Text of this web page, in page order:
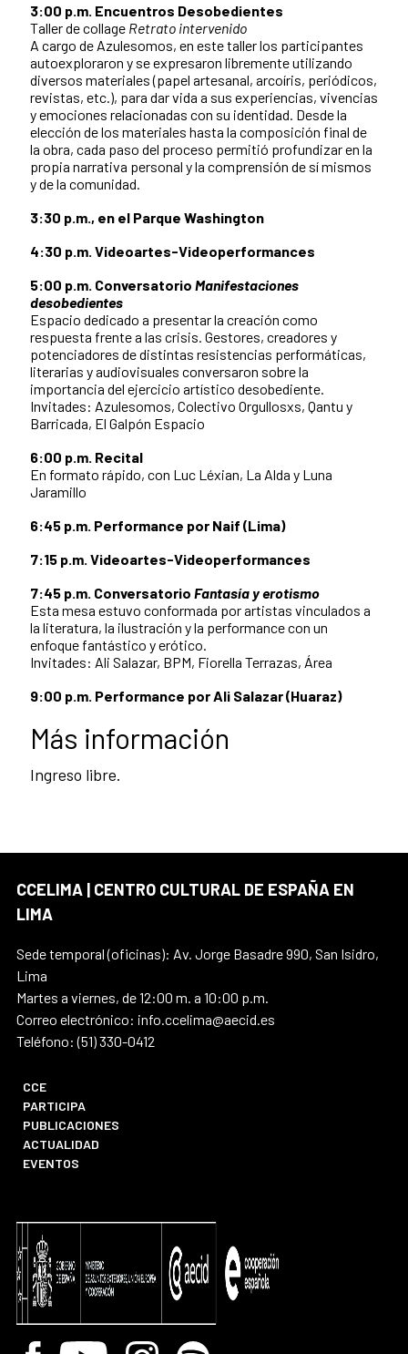
3:00 p.m. Encuentros Desobedientes
Taller de collage Retrato intervenido
A cargo de Azulesomos, en este taller los participantes
autoexploraron y se expresaron libremente utilizando
diversos materiales (papel artesanal, arcoíris, periódicos,
revistas, etc.), para dar vida a sus experiencias, vivencias
y emociones relacionadas con su identidad. Desde la
elección de los materiales hasta la composición final de
la obra, cada paso del proceso permitió profundizar en la
propia narrativa personal y la comprensión de sí mismos
y de la comunidad.
3:30 p.m., en el Parque Washington
4:30 p.m. Videoartes-Videoperformances
5:00 p.m. Conversatorio Manifestaciones
desobedientes
Espacio dedicado a presentar la creación como
respuesta frente a las crisis. Gestores, creadores y
potenciadores de distintas resistencias performáticas,
literarias y audiovisuales conversaron sobre la
importancia del ejercicio artístico desobediente.
Invitades: Azulesomos, Colectivo Orgullosxs, Qantu y
Barricada, El Galpón Espacio
6:00 p.m. Recital
En formato rápido, con Luc Léxian, La Alda y Luna
Jaramillo
6:45 p.m. Performance por Naif (Lima)
7:15 p.m. Videoartes-Videoperformances
7:45 p.m. Conversatorio Fantasía y erotismo
Esta mesa estuvo conformada por artistas vinculados a
la literatura, la ilustración y la performance con un
enfoque fantástico y erótico.
Invitades: Ali Salazar, BPM, Fiorella Terrazas, Área
9:00 p.m. Performance por Ali Salazar (Huaraz)
Más información
Ingreso libre.
CCELIMA | CENTRO CULTURAL DE ESPAÑA EN
LIMA
Sede temporal (oficinas): Av. Jorge Basadre 990, San Isidro,
Lima
Martes a viernes, de 12:00 m. a 10:00 p.m.
Correo electrónico: info.ccelima@aecid.es
Teléfono: (51) 330-0412
CCE
PARTICIPA
PUBLICACIONES
ACTUALIDAD
EVENTOS